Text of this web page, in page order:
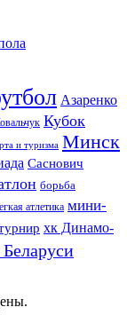
Азаренко
Кубок
и туризма Минск
Саснович
борьба
атлетика мини-
хк Динамо-